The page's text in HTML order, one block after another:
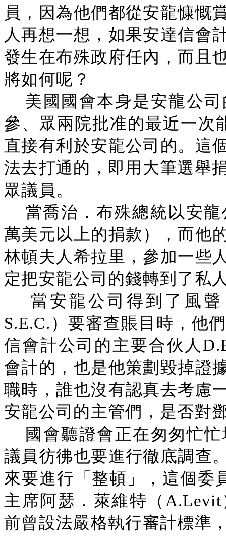
員，因為他們都從安龍慷慨
人再想一想，如果安達信會
發生在布殊政府任內，而且
將如何呢？
美國國會本身是安龍公
參、眾兩院批准的最近一次
直接有利於安龍公司的。這
法去打通的，即用大筆選舉
眾議員。
當喬治．布殊總統以安
萬美元以上的捐款），而他
林頓夫人希拉里，參加一些
定把安龍公司的錢轉到了私
當安龍公司得到了風
S.E.C.）要審查賬目時，他
信會計公司的主要合伙人
會計的，也是他策劃毀掉證
職時，誰也沒有認真去考慮
安龍公司的主管們，是否對
國會聽證會正在匆匆忙
議員彷彿也要進行徹底調查
來要進行「整頓」，這個委
主席阿瑟．萊維特（
前曾設法嚴格執行審計標準